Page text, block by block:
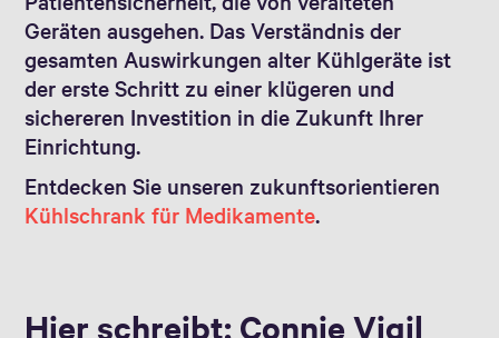
Geräten ausgehen. Das Verständnis der
gesamten Auswirkungen alter Kühlgeräte ist
der erste Schritt zu einer klügeren und
sichereren Investition in die Zukunft Ihrer
Einrichtung.
Entdecken Sie unseren zukunftsorientieren
Kühlschrank für Medikamente.
Hier schreibt: Connie Vigil